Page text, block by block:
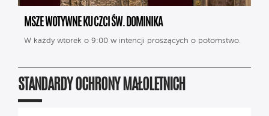
MSZE WOTYWNE KU CZCI ŚW. DOMINIKA
W każdy wtorek o 9:00 w intencji proszących o potomstwo.
STANDARDY OCHRONY MAŁOLETNICH